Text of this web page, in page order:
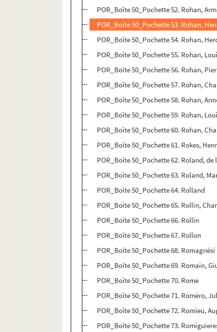
POR_Boîte 50_Pochette 52. Rohan,
POR_Boîte 50_Pochette 53. Rohan,
POR_Boîte 50_Pochette 54. Rohan,
POR_Boîte 50_Pochette 55. Rohan,
POR_Boîte 50_Pochette 56. Rohan,
POR_Boîte 50_Pochette 57. Rohan,
POR_Boîte 50_Pochette 58. Rohan,
POR_Boîte 50_Pochette 59. Rohan,
POR_Boîte 50_Pochette 60. Rohan,
POR_Boîte 50_Pochette 61. Rokes,
POR_Boîte 50_Pochette 62. Roland,
POR_Boîte 50_Pochette 63. Roland,
POR_Boîte 50_Pochette 64. Rolland
POR_Boîte 50_Pochette 65. Rollin,
POR_Boîte 50_Pochette 66. Rollin
POR_Boîte 50_Pochette 67. Rollon
POR_Boîte 50_Pochette 68. Romagnési
POR_Boîte 50_Pochette 69. Romain,
POR_Boîte 50_Pochette 70. Rome
POR_Boîte 50_Pochette 71. Roméro,
POR_Boîte 50_Pochette 72. Romieu,
POR_Boîte 50_Pochette 73.